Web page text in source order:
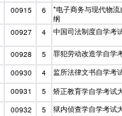
00915 6
*电子商务与现代物
纲
00927 4 中国司法制度自学考
00928 5 罪犯劳动改造学自学
00930 4 监所法律文书自学考
00931 5 矫正教育学自学考试
00932 5 狱内侦查学自学考试